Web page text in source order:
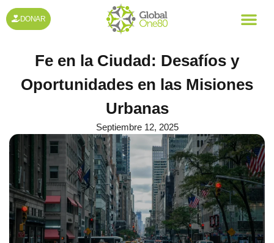
DONAR
Fe en la Ciudad: Desafíos y
Oportunidades en las Misiones
Urbanas
Septiembre 12, 2025